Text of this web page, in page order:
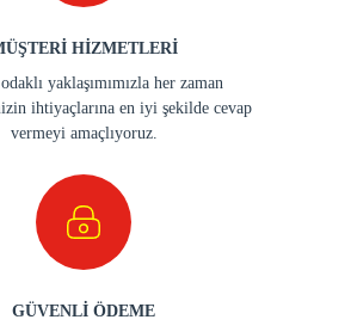
HİZMETLERİ
yaklaşımımızla her zaman
ihtiyaçlarına en iyi şekilde cevap
vermeyi amaçlıyoruz.
GÜVENLİ ÖDEME